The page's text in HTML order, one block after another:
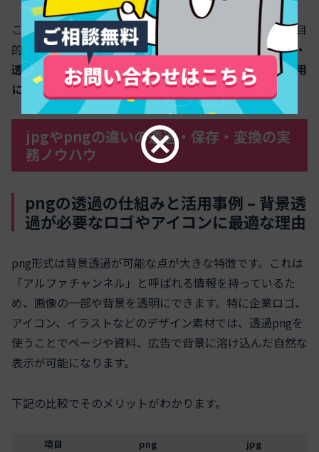
このように各形式の特性を理解しておくことで、用途や目
的に合った最適なファイルを選択できます。
画質・容量・
透明度のトレードオフを見極めて、最も効果的な画像運用
につなげてください。
jpgやpngの違いの透過・保存・変換の実
務ノウハウ
pngの透過の仕組みと活用事例 – 背景透
過が必要なロゴやアイコンに最適な理由
png形式は背景透過が可能な点が大きな特徴です。これは
「アルファチャンネル」と呼ばれる情報を持っているた
め、画像の一部や背景を透明にできます。特に企業ロゴ、
アイコン、イラストなどのデザイン素材では、透過pngを
使うことでページや資料、広告で背景に溶け込んだ自然な
表示が可能になります。
下記の比較でそのメリットがわかります。
項目 png
jpg